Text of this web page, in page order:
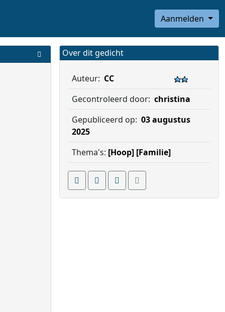
Aanmelden
Over dit gedicht
Auteur: CC
Gecontroleerd door: christina
Gepubliceerd op: 03 augustus
2025
Thema's: [Hoop] [Familie]